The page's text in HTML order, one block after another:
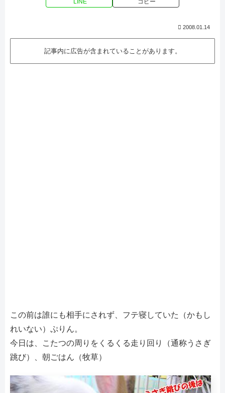
LINE コピー
2008.01.14
記事内に広告が含まれていることがあります。
この前は誰にも相手にされず、フテ寝していた（かもし
れいない）ぷりん。
今日は、こたつの周りをくるくる走り回り（通称うさぎ
跳び）、朝ごはん（牧草）